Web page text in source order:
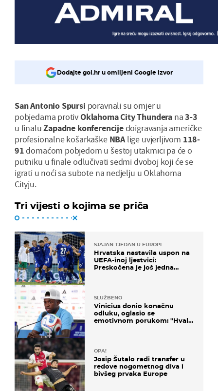
Dodajte gol.hr u omiljeni Google izvor
San Antonio Spursi poravnali su omjer u
pobjedama protivOklahoma City Thundera na3-3
u finaluZapadne konferencijedoigravanja američke
profesionalne košarkaške NBAlige uvjerljivom 118-
91domaćom pobjedom u šestoj utakmici pa će o
putniku u finale odlučivati sedmi dvoboj koji će se
igrati u noći sa subote na nedjelju u Oklahoma
Cityju.
Tri vijesti o kojima se priča
SJAJAN TJEDAN U EUROPI
Hrvatska nastavila uspon na
UEFA-inoj ljestvici:
Preskočena je još jedna
SLUŽBENO
Vinicius donio konačnu
odluku, oglasio se
emotivnom porukom: "Hvala
OPA!
Josip Šutalo radi transfer u
redove nogometnog diva i
bivšeg prvaka Europe